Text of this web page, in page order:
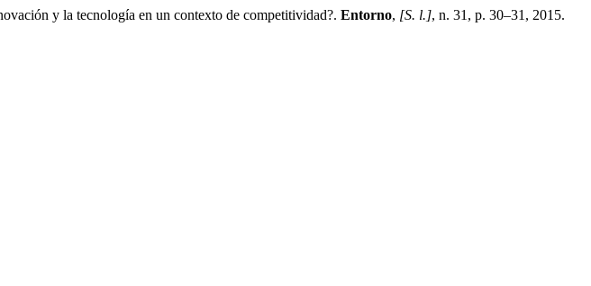
y la tecnología en un contexto de competitividad?. Entorno, [S. l.], n. 31, p. 30–31, 2015.